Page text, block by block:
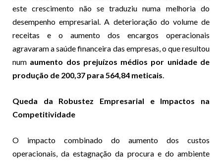
este crescimento não se traduziu numa melhoria do
desempenho empresarial. A deterioração do volume de
receitas e o aumento dos encargos operacionais
agravaram a saúde financeira das empresas, o que resultou
num aumento dos prejuízos médios por unidade de
produção de 200,37 para 564,84 meticais.
Queda da Robustez Empresarial e Impactos na
Competitividade
O impacto combinado do aumento dos custos
operacionais, da estagnação da procura e do ambiente